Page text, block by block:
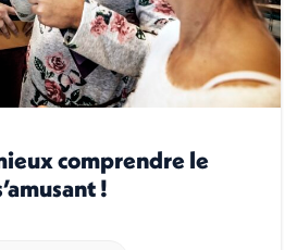
comprendre le
!